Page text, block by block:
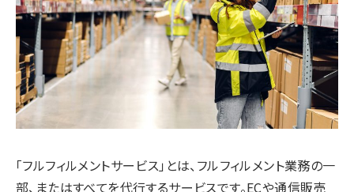
「フルフィルメントサービス」とは、フルフィルメント業務の一
部、またはすべてを代行するサービスです。ECや通信販売